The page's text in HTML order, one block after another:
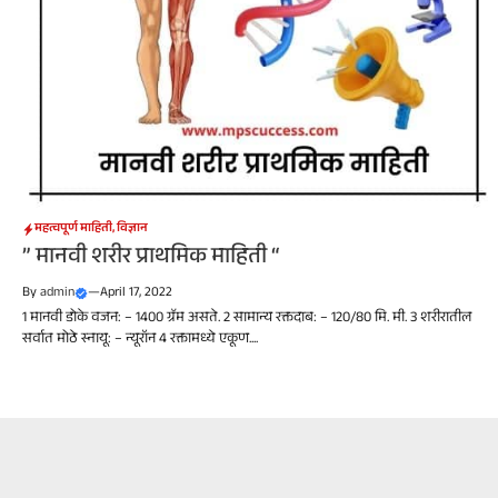
महत्वपूर्ण माहिती,विज्ञान
” मानवी शरीर प्राथमिक माहिती “
Byadmin —April 17, 2022
1 मानवी डोके वजन: – 1400 ग्रॅम असते. 2 सामान्य रक्तदाब: – 120/80 मि. मी. 3 शरीरातील
सर्वात मोठे स्नायू: – न्यूरॉन 4 रक्तामध्ये एकूण....